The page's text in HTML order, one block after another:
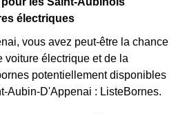
électriques
vous avez peut-être la chance
voiture électrique et de la
potentiellement disponibles
Aubin-D'Appenai : ListeBornes.